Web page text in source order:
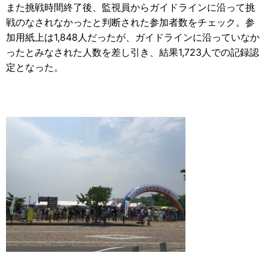
また挑戦時間終了後、監視員からガイドラインに沿って挑
戦のなされなかったと判断された参加者数をチェック。参
加用紙上は1,848人だったが、ガイドラインに沿っていなか
ったとみなされた人数を差し引き、結果1,723人での記録認
定となった。